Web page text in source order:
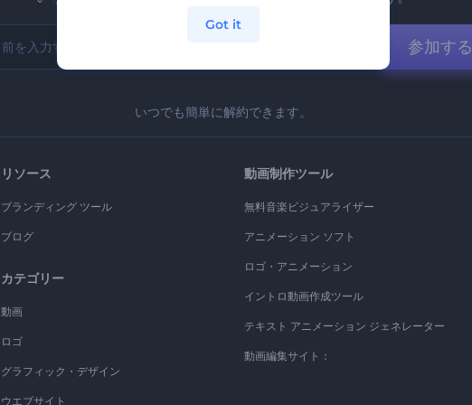
参加する
いつでも簡単に解約できます。
リソース
ブランディング ツール
ブログ
カテゴリー
動画
ロゴ
グラフィック・デザイン
ウエブサイト
動画制作ツール
無料音楽ビジュアライザー
アニメーション ソフト
ロゴ・アニメーション
イントロ動画作成ツール
テキスト アニメーション ジェネレーター
動画編集サイト：
Got it